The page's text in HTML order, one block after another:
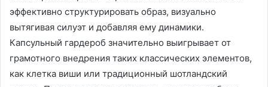
эффективно структурировать образ, визуально
вытягивая силуэт и добавляя ему динамики.
Капсульный гардероб значительно выигрывает от
грамотного внедрения таких классических элементов,
как клетка виши или традиционный шотландский